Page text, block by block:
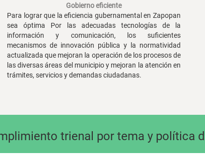
Gobierno eficiente
Para lograr que la eficiencia gubernamental en Zapopan
sea óptima Por las adecuadas tecnologías de la
información y comunicación, los suficientes
mecanismos de innovación pública y la normatividad
actualizada que mejoran la operación de los procesos de
las diversas áreas del municipio y mejoran la atención en
trámites, servicios y demandas ciudadanas.
trienal por tema y política